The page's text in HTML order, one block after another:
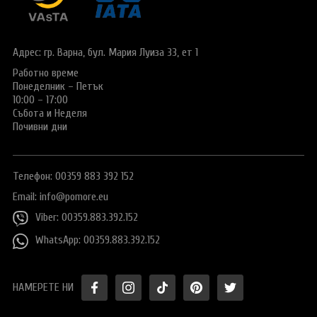
Е-ВИЗА ЗА РУСИЯ
ВИЗА за САУДИТСКА АРАБИЯ
Виза за Тайланд
Заявление за издаване на електронно разрешение за
пътуване до UK
ПОДАРЪЧЕН ВАУЧЕР ЗА ПЪТУВАНЕ
ОЩЕ
Общи условия
Политика за
поверителност
+359 883 392 152
Адрес: гр. Варна, бул. Мария Луиза 33, ет 1
Работно време
Понеделник – Петък
10:00 – 17:00
Събота и Неделя
Почивни дни
Телефон: 00359 883 392 152
Email: info@pomore.eu
Viber: 00359.883.392.152
WhatsApp: 00359.883.392.152
НАМЕРЕТЕ НИ